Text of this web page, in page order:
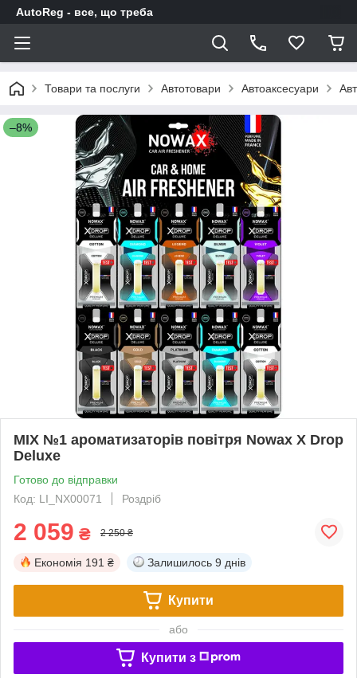
AutoReg - все, що треба
Товари та послуги Автотовари Автоаксесуари
–8%
MIX №1 ароматизаторів повітря Nowax X Drop
Deluxe
Готово до відправки
Код: LI_NX00071
Роздріб
2 059 ₴ 2 250 ₴
Економія 191 ₴ Залишилось 9 днів
Купити
або
Купити з